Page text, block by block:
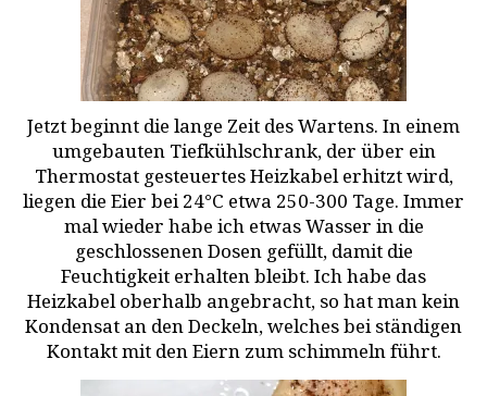
Jetzt beginnt die lange Zeit des Wartens. In einem
umgebauten Tiefkühlschrank, der über ein
Thermostat gesteuertes Heizkabel erhitzt wird,
liegen die Eier bei 24°C etwa 250-300 Tage. Immer
mal wieder habe ich etwas Wasser in die
geschlossenen Dosen gefüllt, damit die
Feuchtigkeit erhalten bleibt. Ich habe das
Heizkabel oberhalb angebracht, so hat man kein
Kondensat an den Deckeln, welches bei ständigen
Kontakt mit den Eiern zum schimmeln führt.